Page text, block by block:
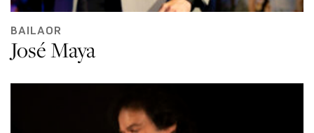
BAILAOR
José Maya